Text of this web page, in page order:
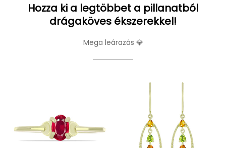
Hozza ki a legtöbbet a pillanatból
drágaköves ékszerekkel!
Mega leárazás 💎